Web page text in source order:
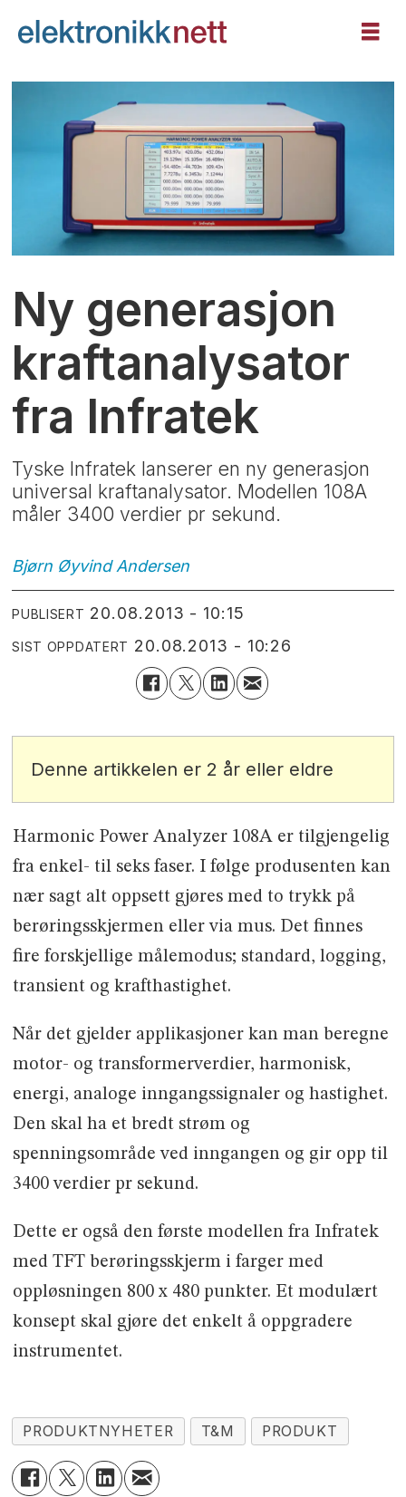
Ny generasjon
kraftanalysator
fra Infratek
Tyske Infratek lanserer en ny generasjon
universal kraftanalysator. Modellen 108A
måler 3400 verdier pr sekund.
Bjørn Øyvind Andersen
PUBLISERT 20.08.2013 - 10:15
SIST OPPDATERT 20.08.2013 - 10:26
Denne artikkelen er 2 år eller eldre
Harmonic Power Analyzer 108A er tilgjengelig
fra enkel- til seks faser. I følge produsenten kan
nær sagt alt oppsett gjøres med to trykk på
berøringsskjermen eller via mus. Det finnes
fire forskjellige målemodus; standard, logging,
transient og krafthastighet.
Når det gjelder applikasjoner kan man beregne
motor- og transformerverdier, harmonisk,
energi, analoge inngangssignaler og hastighet.
Den skal ha et bredt strøm og
spenningsområde ved inngangen og gir opp til
3400 verdier pr sekund.
Dette er også den første modellen fra Infratek
med TFT berøringsskjerm i farger med
oppløsningen 800 x 480 punkter. Et modulært
konsept skal gjøre det enkelt å oppgradere
instrumentet.
PRODUKTNYHETER T&M PRODUKT